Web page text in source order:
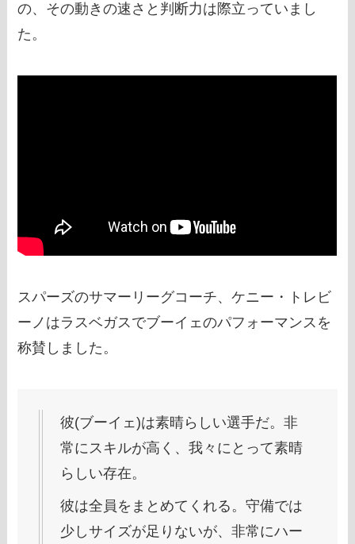
の、その動きの速さと判断力は際立っていまし
た。
スパーズのサマーリーグコーチ、ケニー・トレビ
ーノはラスベガスでブーイェのパフォーマンスを
称賛しました。
彼(ブーイェ)は素晴らしい選手だ。非
常にスキルが高く、我々にとって素晴
らしい存在。
彼は全員をまとめてくれる。守備では
少しサイズが足りないが、非常にハー